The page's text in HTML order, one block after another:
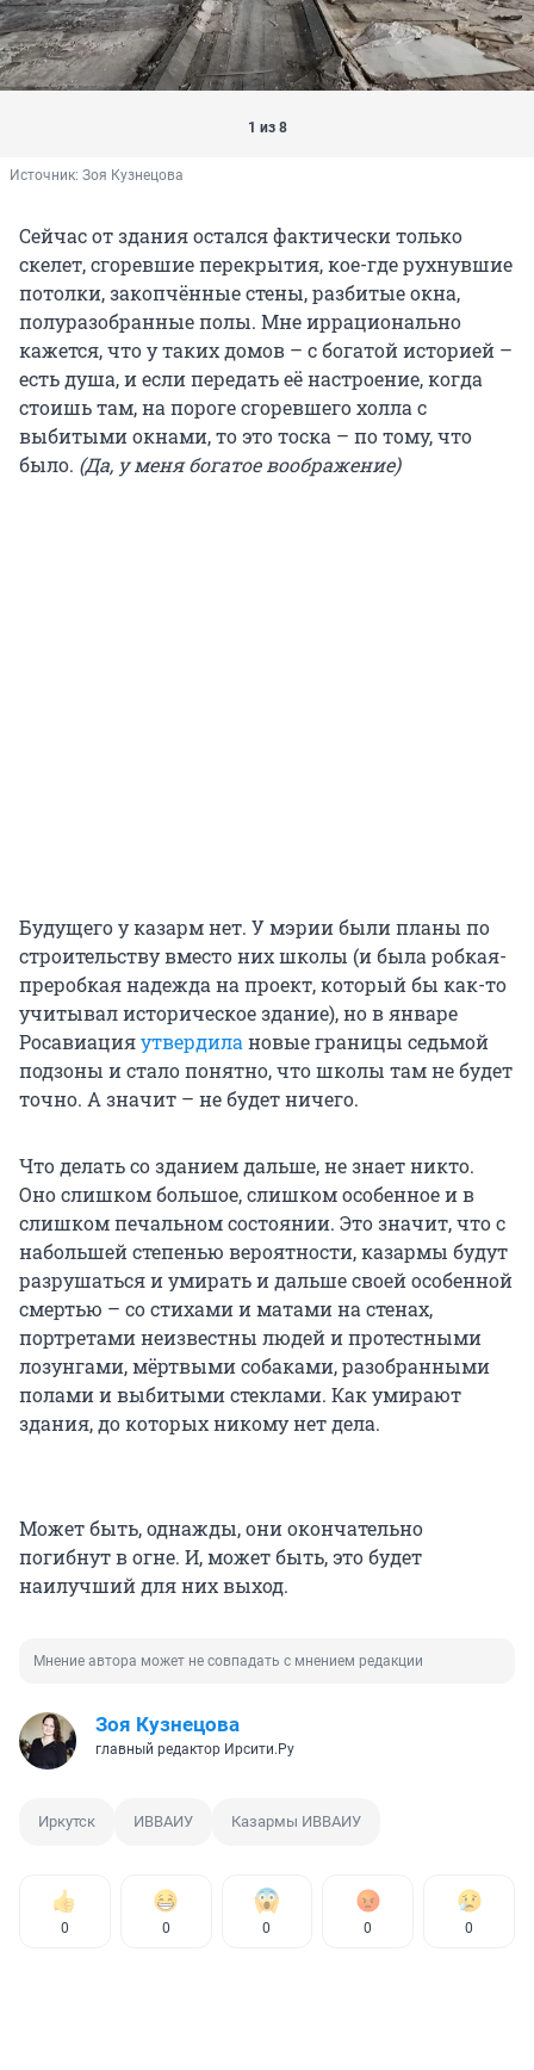
1 из 8
Источник: Зоя Кузнецова
Сейчас от здания остался фактически только
скелет, сгоревшие перекрытия, кое-где рухнувшие
потолки, закопчённые стены, разбитые окна,
полуразобранные полы. Мне иррационально
кажется, что у таких домов – с богатой историей –
есть душа, и если передать её настроение, когда
стоишь там, на пороге сгоревшего холла с
выбитыми окнами, то это тоска – по тому, что
было. (Да, у меня богатое воображение)
Будущего у казарм нет. У мэрии были планы по
строительству вместо них школы (и была робкая-
преробкая надежда на проект, который бы как-то
учитывал историческое здание), но в январе
Росавиацияутвердила новые границы седьмой
подзоны и стало понятно, что школы там не будет
точно. А значит – не будет ничего.
Что делать со зданием дальше, не знает никто.
Оно слишком большое, слишком особенное и в
слишком печальном состоянии. Это значит, что с
набольшей степенью вероятности, казармы будут
разрушаться и умирать и дальше своей особенной
смертью – со стихами и матами на стенах,
портретами неизвестны людей и протестными
лозунгами, мёртвыми собаками, разобранными
полами и выбитыми стеклами. Как умирают
здания, до которых никому нет дела.
Может быть, однажды, они окончательно
погибнут в огне. И, может быть, это будет
наилучший для них выход.
Мнение автора может не совпадать с мнением редакции
Зоя Кузнецова
главный редактор Ирсити.Ру
Иркутск ИВВАИУ Казармы ИВВАИУ
0 0 0 0 0